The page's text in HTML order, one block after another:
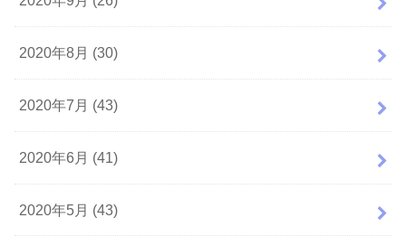
2020年8月 (30)
2020年7月 (43)
2020年6月 (41)
2020年5月 (43)